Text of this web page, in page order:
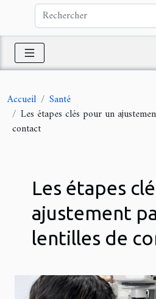
Accueil
Santé
Les étapes clés pour un
contact
Les étapes
ajustement
lentilles de